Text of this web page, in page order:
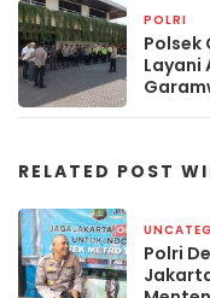
POLRI
Polsek
Layani
RELATED POST
Polri